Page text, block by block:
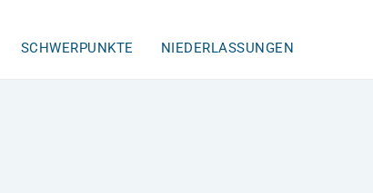
SCHWERPUNKTE NIEDERLASSUNGEN